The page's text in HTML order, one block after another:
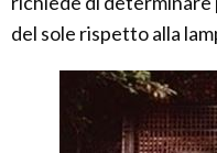
del sole rispetto alla